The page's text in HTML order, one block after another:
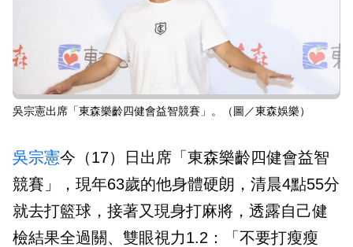
吳宗憲出席「東森樂齡四健會益智競賽」。（圖／東森娛樂）
吳宗憲今（17）日出席「東森樂齡四健會益智
競賽」，現年63歲的他身體硬朗，清晨4點55分
就去打籃球，接著又現身打麻將，透露自己健
檢結果全過關、雙眼視力1.2：「不要打瘦瘦